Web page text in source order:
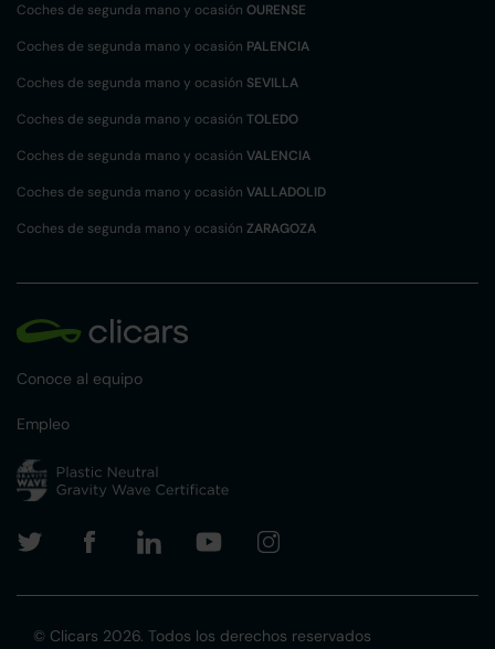
Coches de segunda mano y ocasión OURENSE
Coches de segunda mano y ocasión PALENCIA
Coches de segunda mano y ocasión SEVILLA
Coches de segunda mano y ocasión TOLEDO
Coches de segunda mano y ocasión VALENCIA
Coches de segunda mano y ocasión VALLADOLID
Coches de segunda mano y ocasión ZARAGOZA
Conoce al equipo
Empleo
© Clicars 2026. Todos los derechos reservados